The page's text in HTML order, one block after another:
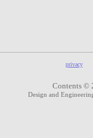
privacy
Contents ©
Design and